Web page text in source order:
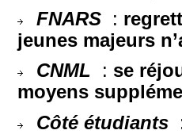
FNARS
:
jeunes majeurs
CNML
: se
moyens
Côté étudiants